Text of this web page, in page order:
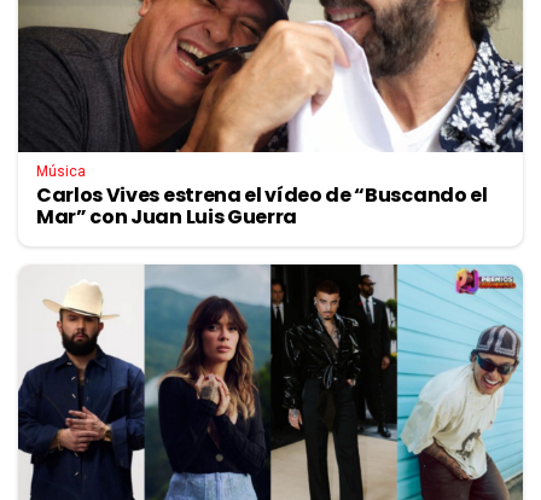
Música
Carlos Vives estrena el vídeo de “Buscando el
Mar” con Juan Luis Guerra